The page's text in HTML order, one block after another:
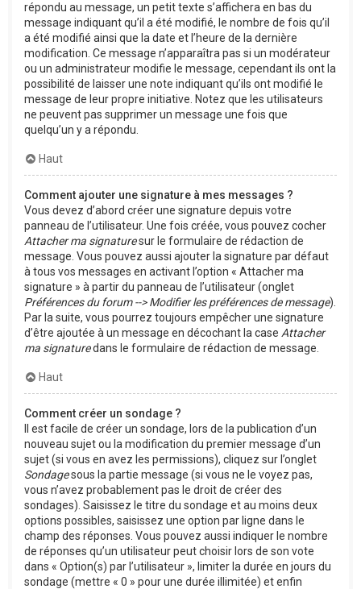
répondu au message, un petit texte s’affichera en bas du
message indiquant qu’il a été modifié, le nombre de fois qu’il
a été modifié ainsi que la date et l’heure de la dernière
modification. Ce message n’apparaîtra pas si un modérateur
ou un administrateur modifie le message, cependant ils ont la
possibilité de laisser une note indiquant qu’ils ont modifié le
message de leur propre initiative. Notez que les utilisateurs
ne peuvent pas supprimer un message une fois que
quelqu’un y a répondu.
Haut
Comment ajouter une signature à mes messages ?
Vous devez d’abord créer une signature depuis votre
panneau de l’utilisateur. Une fois créée, vous pouvez cocher
Attacher ma signaturesur le formulaire de rédaction de
message. Vous pouvez aussi ajouter la signature par défaut
à tous vos messages en activant l’option « Attacher ma
signature » à partir du panneau de l’utilisateur (onglet
Préférences du forum --> Modifier les préférences de message).
Par la suite, vous pourrez toujours empêcher une signature
d’être ajoutée à un message en décochant la case Attacher
ma signaturedans le formulaire de rédaction de message.
Haut
Comment créer un sondage ?
Il est facile de créer un sondage, lors de la publication d’un
nouveau sujet ou la modification du premier message d’un
sujet (si vous en avez les permissions), cliquez sur l’onglet
Sondagesous la partie message (si vous ne le voyez pas,
vous n’avez probablement pas le droit de créer des
sondages). Saisissez le titre du sondage et au moins deux
options possibles, saisissez une option par ligne dans le
champ des réponses. Vous pouvez aussi indiquer le nombre
de réponses qu’un utilisateur peut choisir lors de son vote
dans « Option(s) par l’utilisateur », limiter la durée en jours du
sondage (mettre « 0 » pour une durée illimitée) et enfin